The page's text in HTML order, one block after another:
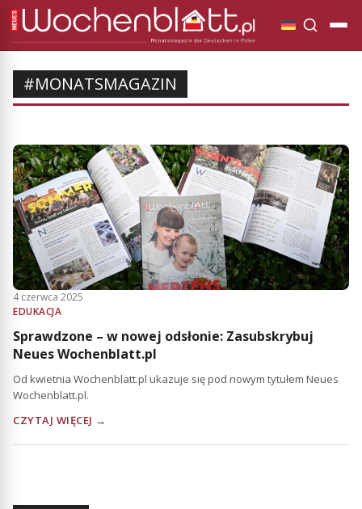
#MONATSMAGAZIN
4 czerwca 2025
EDUKACJA
Sprawdzone – w nowej odsłonie: Zasubskrybuj
Neues Wochenblatt.pl
Od kwietnia Wochenblatt.pl ukazuje się pod nowym tytułem Neues
Wochenblatt.pl.
CZYTAJ WIĘCEJ →